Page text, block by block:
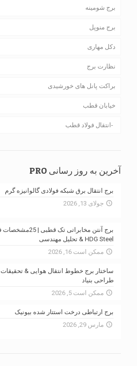
برج شومینه
برج منوپل
دکل مهاری
نظارت برج
براکت پانل های خورشیدی
خیابان قطب
انتقال فولاد قطب
آخرین به روز رسانی PRO
برج انتقال برق شبکه فولادی گالوانیزه گرم
جولای 13, 2026
HDG Steel & تحلیل مهندسی
ممکن است 16, 2026
ساختار برج خطوط انتقال هوایی & تحقیقات
طراحی بنیاد
ممکن است 5, 2026
برج ارتباطی درخت استتار شده بیونیک
مارس 29, 2026